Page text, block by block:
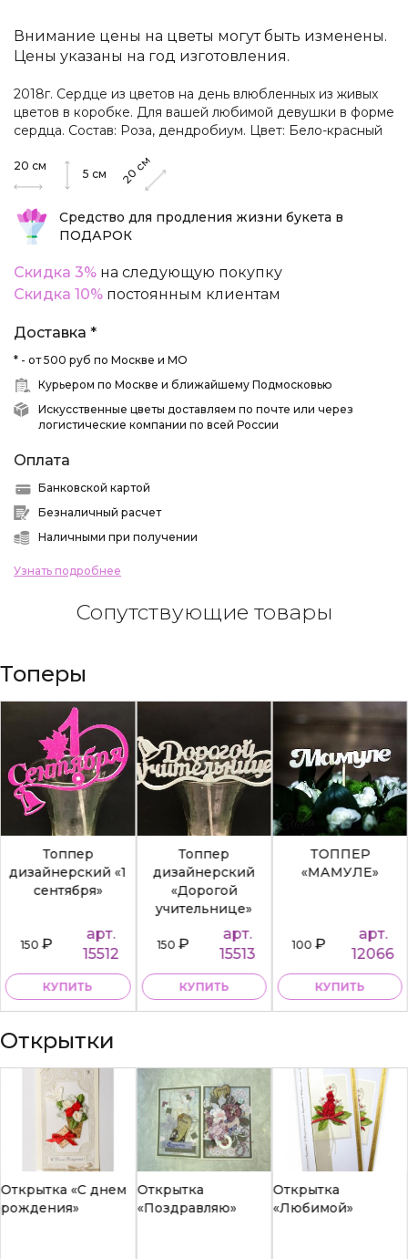
Внимание цены на цветы могут быть изменены.
Цены указаны на год изготовления.
2018г. Сердце из цветов на день влюбленных из живых
цветов в коробке. Для вашей любимой девушки в форме
сердца. Состав: Роза, дендробиум. Цвет: Бело-красный
20 см
5 см 20
см
Средство для продления жизни букета в
ПОДАРОК
Скидка 3% на следующую покупку
Скидка 10% постоянным клиентам
Доставка *
* - от 500 руб по Москве и МО
Курьером по Москве и ближайшему Подмосковью
Искусственные цветы доставляем по почте или через
логистические компании по всей России
Оплата
Банковской картой
Безналичный расчет
Наличными при получении
Узнать подробнее
Сопутствующие товары
Топеры
Топпер
дизайнерский «1
сентября»
150₽
арт.
15512
КУПИТЬ
Топпер
дизайнерский
«Дорогой
учительнице»
150₽
арт.
15513
КУПИТЬ
ТОППЕР
«МАМУЛЕ»
100₽
арт.
12066
КУПИТЬ
Открытки
Открытка «С днем
рождения»
Открытка
«Поздравляю»
Открытка
«Любимой»